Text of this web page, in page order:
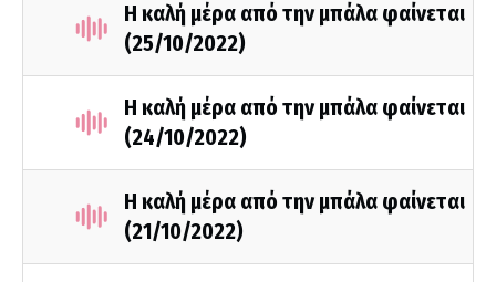
Η καλή μέρα από την μπάλα φαίνεται
(25/10/2022)
Η καλή μέρα από την μπάλα φαίνεται
(24/10/2022)
Η καλή μέρα από την μπάλα φαίνεται
(21/10/2022)